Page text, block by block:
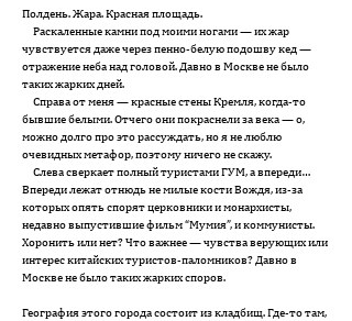
Полдень. Жара. Красная площадь.
Раскаленные камни под моими ногами — их жар
чувствуется даже через пенно-белую подошву кед —
отражение неба над головой. Давно в Москве не было
таких жарких дней.
Справа от меня — красные стены Кремля, когда-то
бывшие белыми. Отчего они покраснели за века — о,
можно долго про это рассуждать, но я не люблю
очевидных метафор, поэтому ничего не скажу.
Слева сверкает полный туристами ГУМ, а впереди…
Впереди лежат отнюдь не милые кости Вождя, из-за
которых опять спорят церковники и монархисты,
недавно выпустившие фильм “Мумия”, и коммунисты.
Хоронить или нет? Что важнее — чувства верующих или
интерес китайских туристов-паломников? Давно в
Москве не было таких жарких споров.
География этого города состоит из кладбищ. Где-то там,